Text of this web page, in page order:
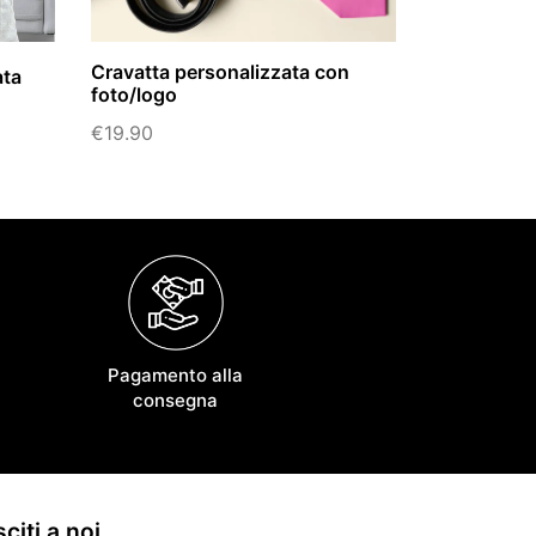
Cravatta personalizzata con
foto/logo
€19.90
Pagamento alla
consegna